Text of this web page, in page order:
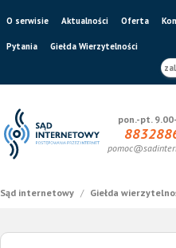
O serwisie Aktualności Oferta
Pytania
Giełda Wierzytelności
pon.-pt.
Sąd internetowy / Giełda